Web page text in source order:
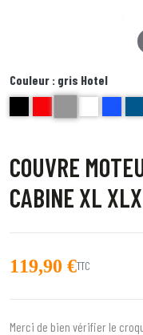
Couleur : gris Hotel
gris Hotel
COUVRE
CABINE XL
119,90 €TTC
Merci de bien vérifier le